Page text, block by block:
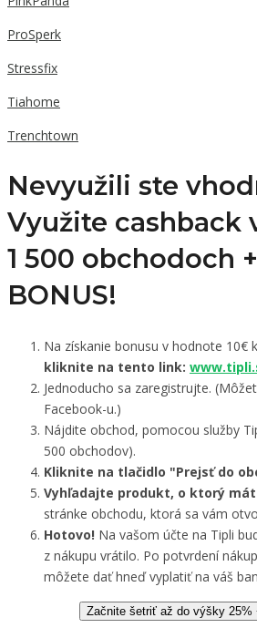
ProSperk
Stressfix
Tiahome
Trenchtown
Nevyužili ste
Využite cashback
1 500 obchodoch +
BONUS!
Na získanie bonusu v hodnote 10€
kliknite na tento link:
Jednoducho sa zaregistrujte.
Facebook-u.)
Nájdite obchod, pomocou služby
500 obchodov).
Kliknite na tlačidlo "Prejsť do
Vyhľadajte produkt, o ktorý
stránke obchodu, ktorá sa vám
Hotovo! Na vašom účte na Tipli
z nákupu vrátilo. Po potvrdení
môžete dať hneď vyplatiť na váš
Začnite šetriť až do výšky 25%